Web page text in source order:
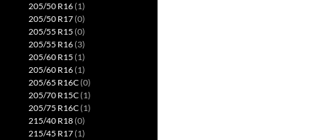
205/50 R16(1)
205/50 R17(0)
205/55 R15 (0)
205/55 R16(3)
205/60 R15 (1)
205/60 R16(1)
205/65 R16C(0)
205/70 R15C(1)
205/75 R16C(1)
215/40 R18(0)
215/45 R17(1)